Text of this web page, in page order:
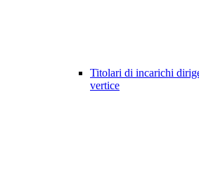
Titolari di incarichi
vertice